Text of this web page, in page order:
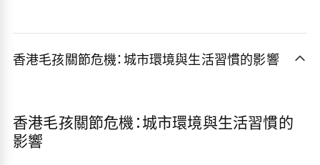
香港毛孩關節危機：城市環境與生活習慣的影響
香港毛孩關節危機：城市環境與生活習慣的
影響